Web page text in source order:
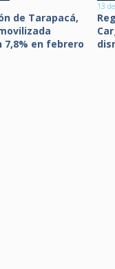
de Tarapacá,
7,8% en febrero
13